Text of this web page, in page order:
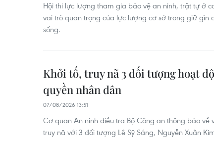
Hội thi lực lượng tham gia bảo vệ an ninh, trật tự ở
vai trò quan trọng của lực lượng cơ sở trong giữ gìn
sống.
Khởi tố, truy nã 3 đối tượng hoạt
quyền nhân dân
07/08/2026 13:51
Cơ quan An ninh điều tra Bộ Công an thông báo về
truy nã với 3 đối tượng Lê Sỹ Sáng, Nguyễn Xuân